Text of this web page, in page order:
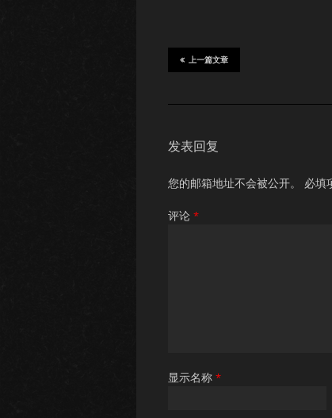
上一篇文章
发表回复
您的邮箱地址不会被公开。 必填
评论 *
显示名称 *